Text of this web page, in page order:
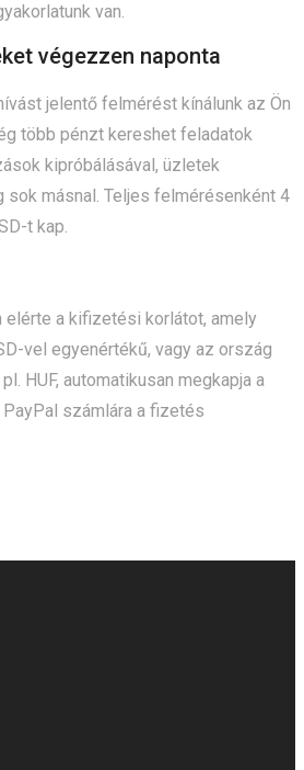
van.
végezzen naponta
jelentő felmérést kínálunk az Ön
több pénzt kereshet feladatok
kipróbálásával, üzletek
másnal. Teljes felmérésenként 4
t kap.
elérte a kifizetési korlátot, amely
vel egyenértékű, vagy az ország
HUF, automatikusan megkapja a
számlára a fizetés